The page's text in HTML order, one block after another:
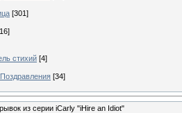
[301]
стихий [4]
[34]
из серии iCarly "iHire an Idiot"